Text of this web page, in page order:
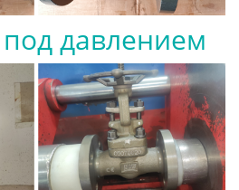
давлением